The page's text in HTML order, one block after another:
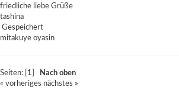
friedliche liebe Grüße
tashina
Gespeichert
mitakuye oyasin
Seiten: [ 1
Nach oben
« vorheriges nächstes »